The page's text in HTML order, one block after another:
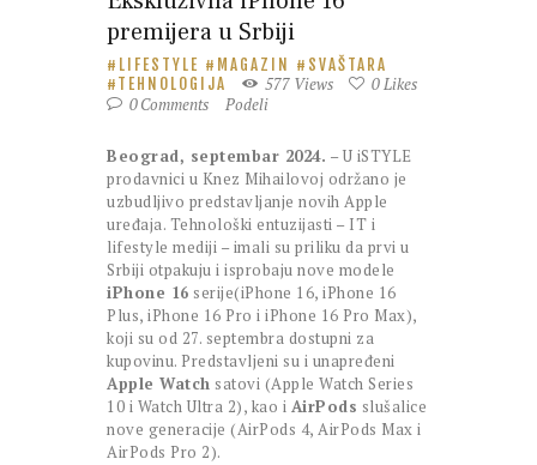
premijera u Srbiji
LIFESTYLE MAGAZIN
SVAŠTARA
TEHNOLOGIJA
577 Views 0 Likes
0Comments Podeli
Beograd, septembar 2024. – U iSTYLE
prodavnici u Knez Mihailovoj održano je
uzbudljivo predstavljanje novih Apple
uređaja. Tehnološki entuzijasti – IT i
lifestyle mediji – imali su priliku da prvi u
Srbiji otpakuju i isprobaju nove modele
iPhone 16 serije(iPhone 16, iPhone 16
Plus, iPhone 16 Pro i iPhone 16 Pro Max),
koji su od 27. septembra dostupni za
kupovinu. Predstavljeni su i unapređeni
Apple Watch satovi (Apple Watch Series
10 i Watch Ultra 2), kao i AirPods slušalice
nove generacije (AirPods 4, AirPods Max i
AirPods Pro 2).